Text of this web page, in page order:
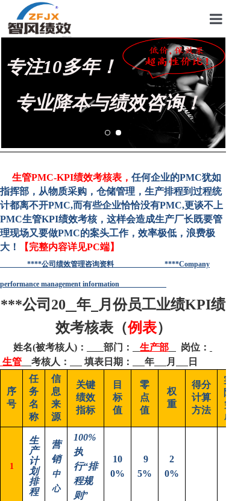
专注10多年！
专业降本与绩效咨询！
首页
关于我
管理咨
KPI绩
薪酬设
营销绩
生产绩
仓储绩
联系我
生管PMC-KPI绩效考核表 ， 任何企业的PMC犹如
指挥部，从物质采购，仓储管理，生产排程到过程统
计都离不开PMC,而有些企业恰恰没有PMC,更谈不上
PMC生管KPI绩效考核，这样会造成生产厂长既要管
理现场又要做PMC的案头工作，效率极低，浪费极
大！
【完整内容详见PC端】
****公司绩效管理咨询资料 ****Company
performance management information
***公司20 年
月份员工业绩KPI绩
效考核表（例表）
姓名(被考核人)： 部门： 生产部
岗位：
生管
考核人： 填表日期： 年 月 日
序
号
任
务
名
称
信
息
来
源
关键
绩效
指标
目
标
值
零
点
值
权
重
得分
计算
方法
实
际
完
成
1
生
产
计
划
排
程
营
销
中
心
100%
执
行“排
程规
则”
10
0%
9
5%
2
0%